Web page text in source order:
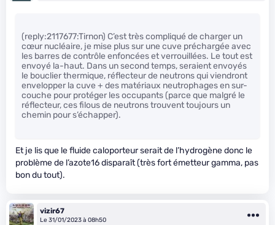
(reply:2117677:Tirnon) C’est très compliqué de charger un
cœur nucléaire, je mise plus sur une cuve préchargée avec
les barres de contrôle enfoncées et verrouillées. Le tout est
envoyé la-haut. Dans un second temps, seraient envoyés
le bouclier thermique, réflecteur de neutrons qui viendront
envelopper la cuve + des matériaux neutrophages en sur-
couche pour protéger les occupants (parce que malgré le
réflecteur, ces filous de neutrons trouvent toujours un
chemin pour s’échapper).
Et je lis que le fluide caloporteur serait de l’hydrogène donc le
problème de l’azote16 disparaît (très fort émetteur gamma, pas
bon du tout).
vizir67
Le 31/01/2023 à 08h50